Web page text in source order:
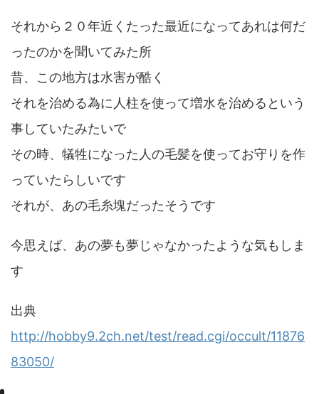
それから２０年近くたった最近になってあれは何だ
ったのかを聞いてみた所
昔、この地方は水害が酷く
それを治める為に人柱を使って増水を治めるという
事していたみたいで
その時、犠牲になった人の毛髪を使ってお守りを作
っていたらしいです
それが、あの毛糸塊だったそうです
今思えば、あの夢も夢じゃなかったような気もしま
す
出典
http://hobby9.2ch.net/test/read.cgi/occult/11876
83050/